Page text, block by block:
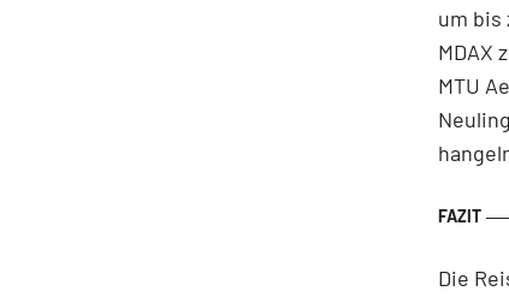
um bis
MDAX
MTU
Die